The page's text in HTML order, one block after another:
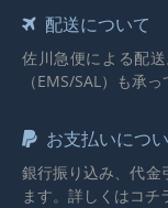
配送について
佐川急便による配
（EMS/SAL）も承っ
お支払いにつ
銀行振り込み、代金
ます。詳しくはコチ